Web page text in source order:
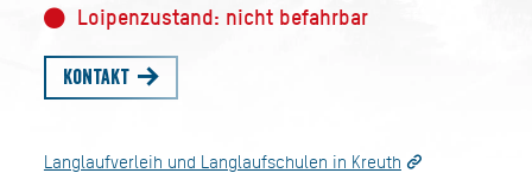
Loipenzustand: nicht befahrbar
Kontakt
Langlaufverleih und Langlaufschulen in Kreuth